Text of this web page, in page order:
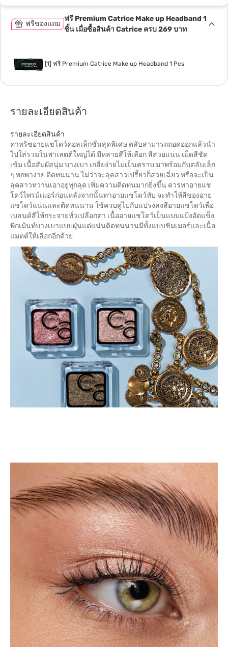
ฟรีของแถม
ฟรี Premium Catrice Make up Headband 1
ชิ้น เมื่อซื้อสินค้า Catrice ครบ 269 บาท
[1] ฟรี Premium Catrice Make up Headband 1 Pcs
รายละเอียดสินค้า
รายละเอียดสินค้า
คาทริซอายแชโดว์คอลเล็กชั่นสุดพิเศษ ตลับสามารถถอดออกแล้วนำ
ไปใส่รวมในพาเลตต์ใหญ่ได้ มีหลายสีให้เลือก สีสวยแน่น เม็ดสีชัด
เข้ม เนื้อสัมผัสนุ่ม บางเบา เกลี่ยง่ายไม่เป็นคราบ มาพร้อมกับตลับเล็ก
ๆ พกพาง่าย ติดทนนาน ไม่ว่าจะลุคสาวเปรี้ยวก็สวยเฉี่ยว หรือจะเป็น
ลุคสาวหวานเอาอยู่ทุกลุค เพิ่มความติดทนมากยิ่งขึ้น ควรทาอายแช
โดว์ไพรม์เมอร์ก่อนหลังจากนั้นทาอายแชโดว์ทับ จะทำให้สีของอาย
แชโดว์แน่นและติดทนนาน ใช้ควบคู่ไปกับแปรงลงสีอายแชโดว์เพื่อ
เบลนด์สีให้กระจายทั่วเปลือกตา เนื้ออายแชโดว์เป็นแบบแป้งอัดแข็ง
พิกเม้นท์บางเบาแบบฝุ่นแต่แน่นติดทนนานมีทั้งแบบชิมเมอร์และเนื้อ
แมตต์ให้เลือกอีกด้วย